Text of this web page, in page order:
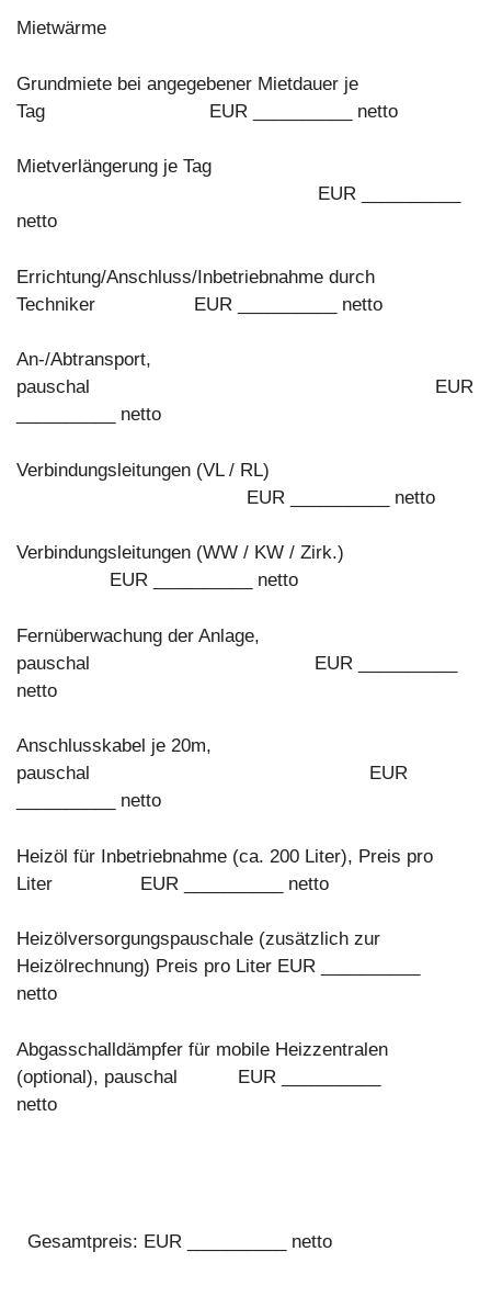
Mietwärme
Grundmiete bei angegebener Mietdauer je
Tag EUR __________ netto
Mietverlängerung je Tag
EUR __________
netto
Errichtung/Anschluss/Inbetriebnahme durch
Techniker EUR __________ netto
An-/Abtransport,
pauschal EUR
__________ netto
Verbindungsleitungen (VL / RL)
EUR __________ netto
Verbindungsleitungen (WW / KW / Zirk.)
EUR __________ netto
Fernüberwachung der Anlage,
pauschal EUR __________
netto
Anschlusskabel je 20m,
pauschal EUR
__________ netto
Heizöl für Inbetriebnahme (ca. 200 Liter), Preis pro
Liter EUR __________ netto
Heizölversorgungspauschale (zusätzlich zur
Heizölrechnung) Preis pro Liter EUR __________
netto
Abgasschalldämpfer für mobile Heizzentralen
(optional), pauschal EUR __________
netto
Gesamtpreis: EUR __________ netto